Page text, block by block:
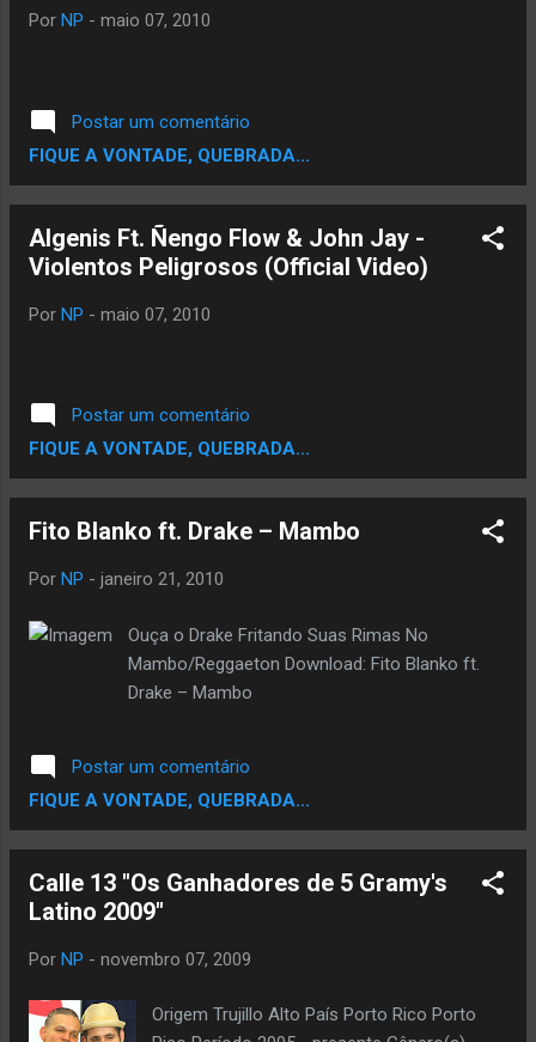
Queen - Dile
Por NP - maio 07, 2010
Postar um comentário
FIQUE A VONTADE, QUEBRADA...
Algenis Ft. Ñengo Flow & John Jay -
Violentos Peligrosos (Official Video)
Por NP - maio 07, 2010
Postar um comentário
FIQUE A VONTADE, QUEBRADA...
Fito Blanko ft. Drake – Mambo
Por NP - janeiro 21, 2010
Ouça o Drake Fritando Suas Rimas No
Mambo/Reggaeton Download: Fito Blanko ft.
Drake – Mambo
Postar um comentário
FIQUE A VONTADE, QUEBRADA...
Calle 13 "Os Ganhadores de 5 Gramy's
Latino 2009"
Por NP - novembro 07, 2009
Origem Trujillo Alto País Porto Rico Porto